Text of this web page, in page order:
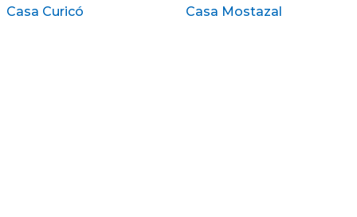
Casa Curicó Casa Mostazal